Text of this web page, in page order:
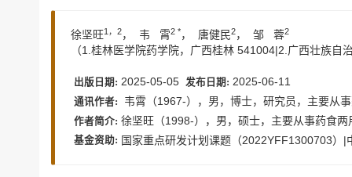
徐坚旺1，2， 韦 霄2 *， 唐健民2， 邹 蓉2
（1.桂林医学院药学院，广西桂林 541004|2.广西壮族
出版日期: 2025-05-05 发布日期: 2025-06-11
通讯作者: 韦霄（1967-），男，博士，研究员，主要从
作者简介: 徐坚旺（1998-），男，硕士，主要从事药食
基金资助: 国家重点研发计划课题（2022YFF1300703）|